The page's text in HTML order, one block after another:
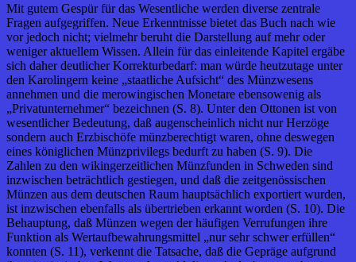
Mit gutem Gespür für das Wesentliche werden diverse zentrale
Fragen aufgegriffen. Neue Erkenntnisse bietet das Buch nach wie
vor jedoch nicht; vielmehr beruht die Darstellung auf mehr oder
weniger aktuellem Wissen. Allein für das einleitende Kapitel ergäbe
sich daher deutlicher Korrekturbedarf: man würde heutzutage unter
den Karolingern keine „staatliche Aufsicht“ des Münzwesens
annehmen und die merowingischen Monetare ebensowenig als
„Privatunternehmer“ bezeichnen (S. 8). Unter den Ottonen ist von
wesentlicher Bedeutung, daß augenscheinlich nicht nur Herzöge
sondern auch Erzbischöfe münzberechtigt waren, ohne deswegen
eines königlichen Münzprivilegs bedurft zu haben (S. 9). Die
Zahlen zu den wikingerzeitlichen Münzfunden in Schweden sind
inzwischen beträchtlich gestiegen, und daß die zeitgenössischen
Münzen aus dem deutschen Raum hauptsächlich exportiert wurden,
ist inzwischen ebenfalls als übertrieben erkannt worden (S. 10). Die
Behauptung, daß Münzen wegen der häufigen Verrufungen ihre
Funktion als Wertaufbewahrungsmittel „nur sehr schwer erfüllen“
konnten (S. 11), verkennt die Tatsache, daß die Gepräge aufgrund